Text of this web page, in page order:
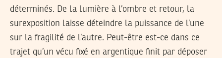
déterminés. De la lumière à l’ombre et retour, la
surexposition laisse déteindre la puissance de l’une
sur la fragilité de l’autre. Peut-être est-ce dans ce
trajet qu’un vécu fixé en argentique finit par déposer